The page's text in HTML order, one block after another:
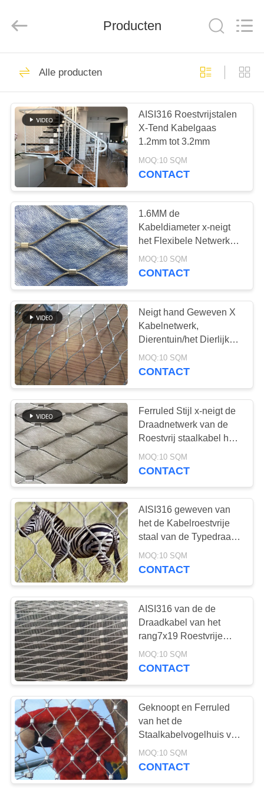
HUIS
PRODUCTEN
ONGEVEER
ONS
FABRIEKSREIS
KWALITEITSCONTROLE
CONTACTEER
ONS
NIEUWS
VERZOEK
OM EEN
CITAAT
SITEMAP
PRIVACYBELEID
Wire
Mesh
Rights
Het Netwerk van de
draadkabel
204
Het Netwerk van de
dierentuindraad
146
Het Netwerk van de
balustradekabel
155
Vogelhuisdraad het
Opleveren
119
X neig
Kabelnetwerk
De zwarte Kabel
van de Oxydedraad
31
Producten
Alle producten
AISI316 Roestvrijstalen
X-Tend Kabelgaas
1.2mm tot 3.2mm
MOQ:10 SQM
CONTACT
1.6MM de
Kabeldiameter x-neigt
het Flexibele Netwerk
van de Roestvrij
staalkabel voor Groene
MOQ:10 SQM
CONTACT
Neigt hand Geweven X
Kabelnetwerk,
Dierentuin/het Dierlijke
Netwerk van de de
Kabelmetalen kap van
MOQ:10 SQM
CONTACT
Ferruled Stijl x-neigt de
Draadnetwerk van de
Roestvrij staalkabel het
Opleveren voor
Dierentuin Bestand
MOQ:10 SQM
CONTACT
AISI316 geweven van
het de Kabelroestvrije
staal van de Typedraad
de
Dierentuinnetwerk/het
MOQ:10 SQM
CONTACT
AISI316 van de de
Draadkabel van het
rang7x19 Roestvrije
staal het Vogelhuis van
de het
MOQ:10 SQM
CONTACT
Geknoopt en Ferruled
van het de
Staalkabelvogelhuis van
Typestainelss van het de
Draadnetwerk de
MOQ:10 SQM
CONTACT